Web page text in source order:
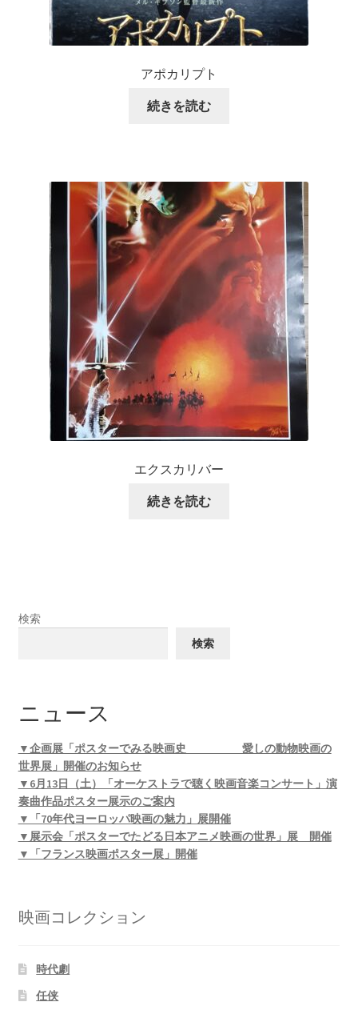
アポカリプト
続きを読む
エクスカリバー
続きを読む
検索
検索
ニュース
▼企画展「ポスターでみる映画史 愛しの動物映画の
世界展」開催のお知らせ
▼6月13日（土）「オーケストラで聴く映画音楽コンサート」演
奏曲作品ポスター展示のご案内
▼「70年代ヨーロッパ映画の魅力」展開催
▼展示会「ポスターでたどる日本アニメ映画の世界」展 開催
▼「フランス映画ポスター展」開催
映画コレクション
時代劇
任侠